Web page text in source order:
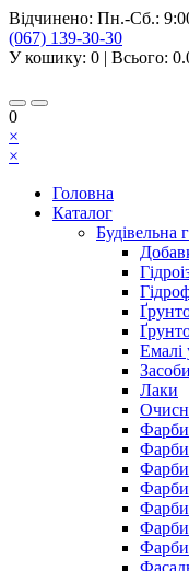
Відчинено: Пн.-Сб.:
(067) 139-30-30
У кошику: 0 | Всього:
0
×
×
Головна
Каталог
Будівельна
Емалі
Лаки
Фарби
Фарби
Фарби
Фарби
Фарби
Фарби
Фарби